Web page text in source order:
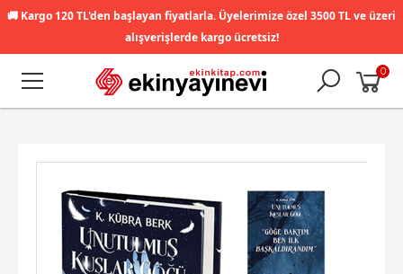
🚚 Kargo 120 TL'den başlayan fiyatlarla. Üyelerimize özel 3500 TL ve üzeri
alışverişlerde kargo ücretsiz!
0